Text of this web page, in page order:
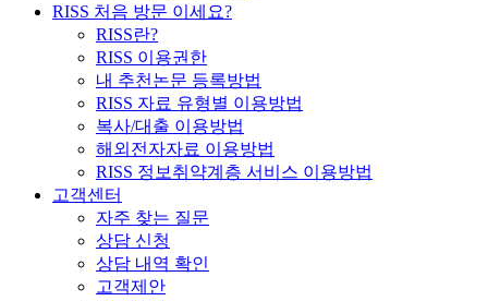
RISS 처음 방문 이세요?
RISS란?
RISS 이용권한
내 추천논문 등록방법
RISS 자료 유형별 이용방법
복사/대출 이용방법
해외전자자료 이용방법
RISS 정보취약계층 서비스 이용방법
고객센터
자주 찾는 질문
상담 신청
상담 내역 확인
고객제안